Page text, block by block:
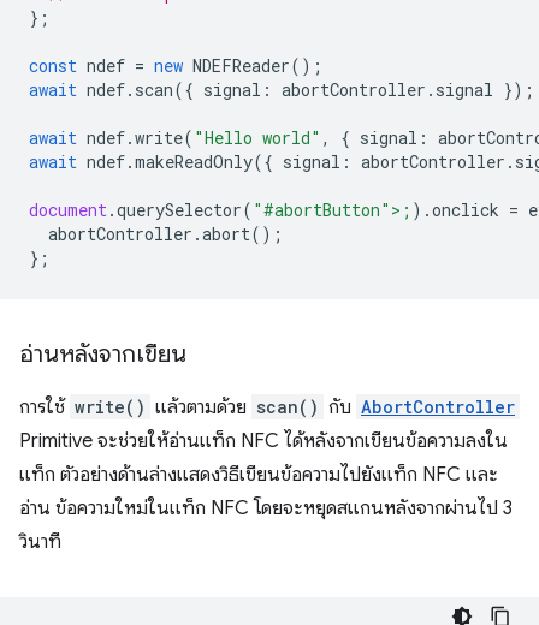
};
const ndef = new NDEFReader();
await ndef. scan({ signal : abortController . signal });
await ndef.write( "Hello world" , { signal :
await ndef.makeReadOnly({ signal : abortController .
document.querySelector( "#abortButton">; ).onclick =
abortController .abort();
};
อ่านหลังจากเขียน
การใช้ write() แล้วตามด้วย scan() กับ AbortController
Primitive จะช่วยให้อ่านแท็ก NFC ได้หลังจากเขียนข้อความลงใน
แท็ก ตัวอย่างด้านล่างแสดงวิธีเขียนข้อความไปยังแท็ก NFC และ
อ่าน ข้อความใหม่ในแท็ก NFC โดยจะหยุดสแกนหลังจากผ่านไป 3
วินาที